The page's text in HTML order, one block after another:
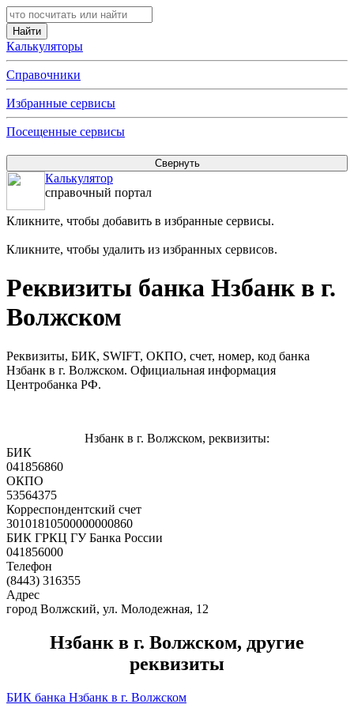
Калькуляторы
Справочники
Избранные сервисы
Посещенные сервисы
Калькулятор
справочный портал
Кликните, чтобы добавить в избранные сервисы.
Кликните, чтобы удалить из избранных сервисов.
Реквизиты банка Нзбанк в г.
Волжском
Реквизиты, БИК, SWIFT, ОКПО, счет, номер, код банка
Нзбанк в г. Волжском. Официальная информация
Центробанка РФ.
Нзбанк в г. Волжском, реквизиты:
БИК
041856860
ОКПО
53564375
Корреспондентский счет
30101810500000000860
БИК ГРКЦ ГУ Банка России
041856000
Телефон
(8443) 316355
Адрес
город Волжский, ул. Молодежная, 12
Нзбанк в г. Волжском, другие
реквизиты
БИК банка Нзбанк в г. Волжском